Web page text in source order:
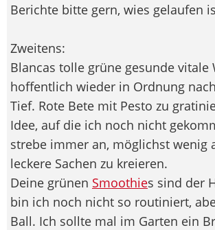
Berichte bitte gern, wies gelaufen
Zweitens:
Blancas tolle grüne gesunde vitale
hoffentlich wieder in Ordnung
Tief. Rote Bete mit Pesto zu
Idee, auf die ich noch nicht
strebe immer an, möglichst wenig
leckere Sachen zu kreieren.
Deine grünen Smoothies sind der
bin ich noch nicht so routiniert,
Ball. Ich sollte mal im Garten ein